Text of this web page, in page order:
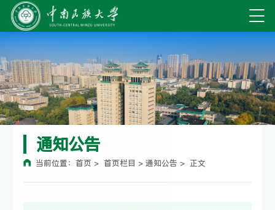
通知公告
当前位置：首页 > 首页栏目 >通知公告 > 正文